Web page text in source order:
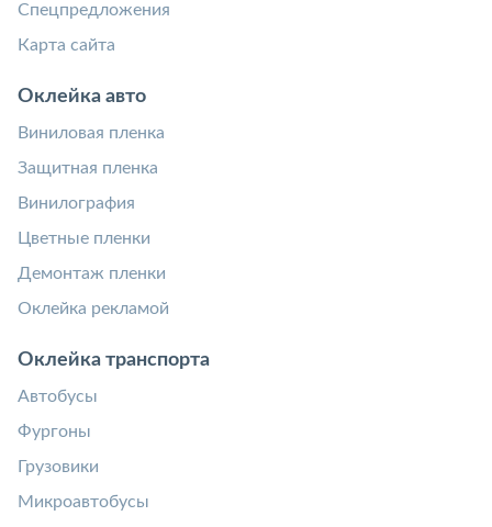
Спецпредложения
Карта сайта
Оклейка авто
Виниловая пленка
Защитная пленка
Винилография
Цветные пленки
Демонтаж пленки
Оклейка рекламой
Оклейка транспорта
Автобусы
Фургоны
Грузовики
Микроавтобусы